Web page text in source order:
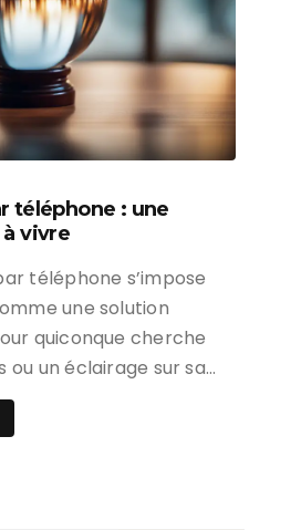
téléphone : une
vivre
téléphone s’impose
une solution
quiconque cherche
ou un éclairage sur sa…